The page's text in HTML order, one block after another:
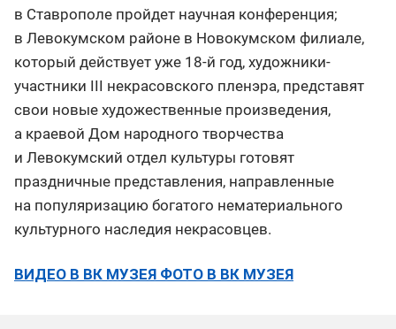
в Ставрополе пройдет научная конференция;
в Левокумском районе в Новокумском филиале,
который действует уже 18-й год, художники-
участники III некрасовского пленэра, представят
свои новые художественные произведения,
а краевой Дом народного творчества
и Левокумский отдел культуры готовят
праздничные представления, направленные
на популяризацию богатого нематериального
культурного наследия некрасовцев.
ВИДЕО В ВК МУЗЕЯ ФОТО В ВК МУЗЕЯ